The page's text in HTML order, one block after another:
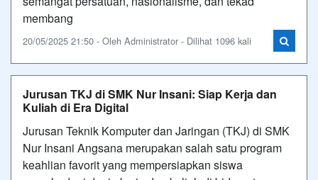
membang
20/05/2025 21:50 - Oleh Administrator - Dilihat 1096 kali
Jurusan TKJ di SMK Nur Insani: Siap Kerja dan
Kuliah di Era Digital
Jurusan Teknik Komputer dan Jaringan (TKJ) di SMK
Nur Insani Angsana merupakan salah satu program
keahlian favorit yang mempersiapkan siswa